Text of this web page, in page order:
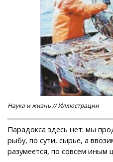
Наука и жизнь // Иллюстрации
Парадокса здесь нет: мы
рыбу, по сути, сырье, а
разумеется, по совсем иным